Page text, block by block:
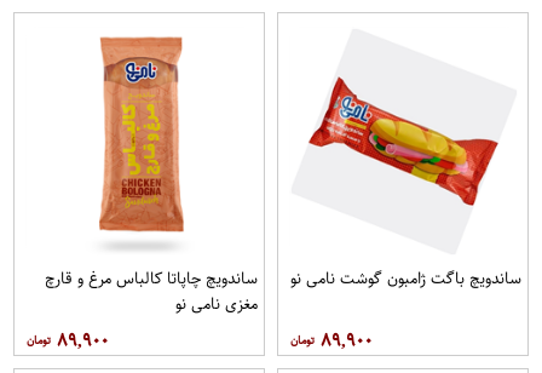
ساندویچ باگت ژامبون گوشت نامی نو
۸۹,۹۰۰
ساندویچ چاپاتا کالباس مرغ و قارچ
مغزی نامی نو
۸۹,۹۰۰